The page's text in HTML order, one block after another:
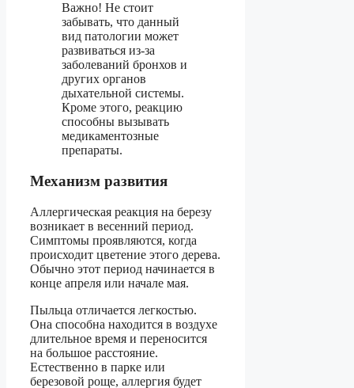
Важно! Не стоит
забывать, что данный
вид патологии может
развиваться из-за
заболеваний бронхов и
других органов
дыхательной системы.
Кроме этого, реакцию
способны вызывать
медикаментозные
препараты.
Механизм развития
Аллергическая реакция на березу
возникает в весенний период.
Симптомы проявляются, когда
происходит цветение этого дерева.
Обычно этот период начинается в
конце апреля или начале мая.
Пыльца отличается легкостью.
Она способна находится в воздухе
длительное время и переносится
на большое расстояние.
Естественно в парке или
березовой роще, аллергия будет